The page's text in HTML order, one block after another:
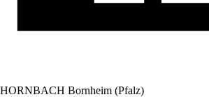
HORNBACH Bornheim (Pfalz)